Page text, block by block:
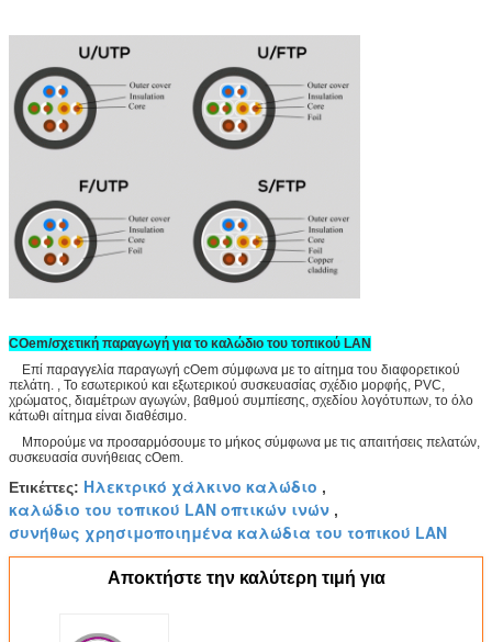
COem/σχετική παραγωγή για το καλώδιο του τοπικού LAN
Επί παραγγελία παραγωγή cOem σύμφωνα με το αίτημα του διαφορετικού
πελάτη. , Το εσωτερικού και εξωτερικού συσκευασίας σχέδιο μορφής, PVC,
χρώματος, διαμέτρων αγωγών, βαθμού συμπίεσης, σχεδίου λογότυπων, το όλο
κάτωθι αίτημα είναι διαθέσιμο.
Μπορούμε να προσαρμόσουμε το μήκος σύμφωνα με τις απαιτήσεις πελατών,
συσκευασία συνήθειας cOem.
Ετικέττες: Ηλεκτρικό χάλκινο καλώδιο ,
καλώδιο του τοπικού LAN οπτικών ινών ,
συνήθως χρησιμοποιημένα καλώδια του τοπικού LAN
Αποκτήστε την καλύτερη τιμή για